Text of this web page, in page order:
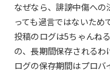
なぜなら、誹謗中傷へ
っても過言ではないため
投稿のログは5ちゃんね
の、長期間保存されるわ
ログの保存期間はプロ